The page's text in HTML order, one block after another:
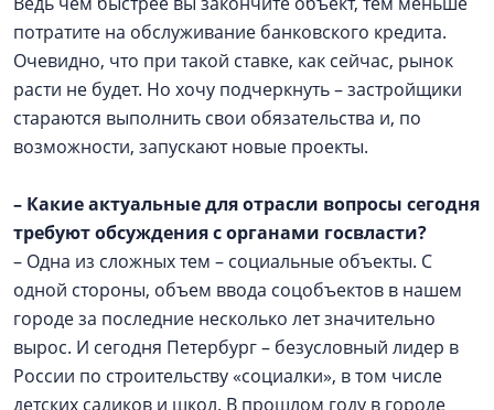
потратите на обслуживание банковского кредита.
Очевидно, что при такой ставке, как сейчас, рынок
расти не будет. Но хочу подчеркнуть – застройщики
стараются выполнить свои обязательства и, по
возможности, запускают новые проекты.
– Какие актуальные для отрасли вопросы сегодня
требуют обсуждения с органами госвласти?
– Одна из сложных тем – социальные объекты. С
одной стороны, объем ввода соцобъектов в нашем
городе за последние несколько лет значительно
вырос. И сегодня Петербург – безусловный лидер в
России по строительству «социалки», в том числе
детских садиков и школ. В прошлом году в городе